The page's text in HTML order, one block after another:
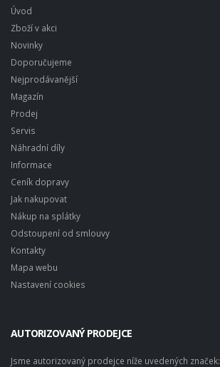
Úvod
Zboží v akci
Novinky
Doporučujeme
Nejprodávanější
Magazín
Prodej
Servis
Náhradní díly
Informace
Ceník dopravy
Jak nakupovat
Nákup na splátky
Odstoupení od smlouvy
Kontakty
Mapa webu
Nastavení cookies
AUTORIZOVANÝ PRODEJCE
Jsme autorizovaný prodejce níže uvedených značek: